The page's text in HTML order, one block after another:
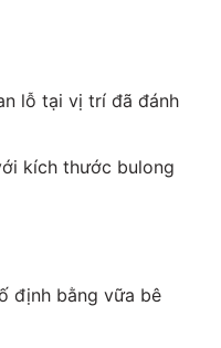
lỗ tại vị trí đã đánh
kích thước bulong
định bằng vữa bê